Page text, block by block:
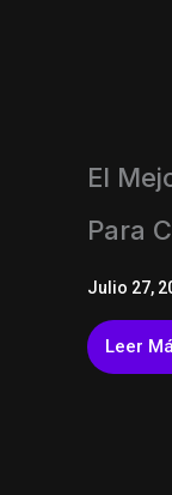
El
Para
Julio 27,
Leer